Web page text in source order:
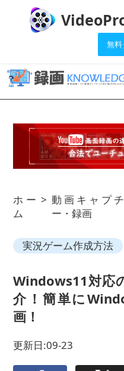
無料
ホー
ム
> 動画キャプ
ー・録画
実況ゲーム作成方法
Windows11対応
介！簡単に
画！
更新日:09-23